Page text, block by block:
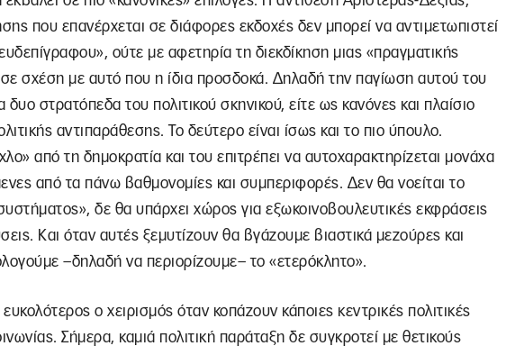
που επανέρχεται σε διάφορες εκδοχές δεν μπορεί να αντιμετωπιστεί
ούτε με αφετηρία τη διεκδίκηση μιας «πραγματικής
σχέση με αυτό που η ίδια προσδοκά. Δηλαδή την παγίωση αυτού του
δυο στρατόπεδα του πολιτικού σκηνικού, είτε ως κανόνες και πλαίσιο
αντιπαράθεσης. Το δεύτερο είναι ίσως και το πιο ύπουλο.
από τη δημοκρατία και του επιτρέπει να αυτοχαρακτηρίζεται μονάχα
από τα πάνω βαθμονομίες και συμπεριφορές. Δεν θα νοείται το
δε θα υπάρχει χώρος για εξωκοινοβουλευτικές εκφράσεις
Και όταν αυτές ξεμυτίζουν θα βγάζουμε βιαστικά μεζούρες και
–δηλαδή να περιορίζουμε– το «ετερόκλητο».
ο χειρισμός όταν κοπάζουν κάποιες κεντρικές πολιτικές
Σήμερα, καμιά πολιτική παράταξη δε συγκροτεί με θετικούς